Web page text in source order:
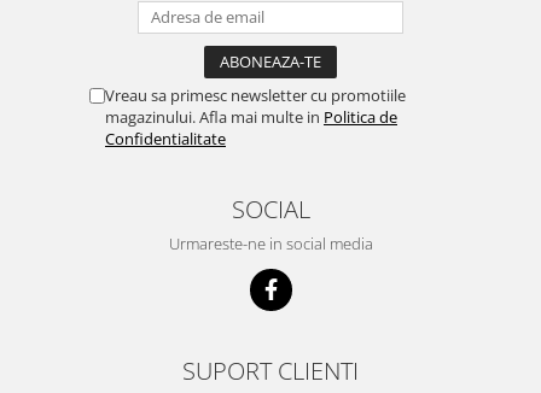
Vreau sa primesc newsletter cu promotiile
magazinului. Afla mai multe in Politica de
Confidentialitate
SOCIAL
Urmareste-ne in social media
SUPORT CLIENTI